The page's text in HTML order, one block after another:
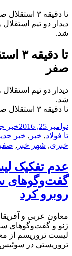
تا دقیقه ۳ استقلال صفر – گسترش فولاد صفر
دیدار دو تیم
شد.
تا
صفر
دیدار دو تیم
شد.
تا دقیقه ۳ استقلال صفر – گسترش فولاد صفر
ارسال
شده
در
نوامبر 25, 2016 خبر
تا فولاد, خبر , خبر
خبری, شهر خبر ,
عدم تفکیک
گفت‌وگوهای
روبرو کرد
معاون عربی و
ژنو و گفت‌وگوهای
لیست تروریسم از
تروریستی در سوئیس